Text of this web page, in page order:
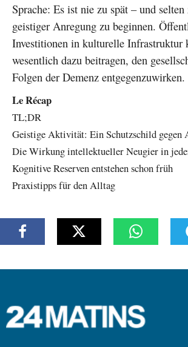
Sprache: Es ist nie zu spät – und
geistiger Anregung zu beginnen.
Investitionen in kulturelle Infrastruktur
wesentlich dazu beitragen, den
Folgen der Demenz entgegenzuwirken.
Le Récap
TL;DR
Geistige Aktivität: Ein Schutzschild gegen
Die Wirkung intellektueller Neugier in
Kognitive Reserven entstehen schon früh
Praxistipps für den Alltag